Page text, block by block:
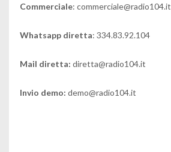
Commerciale: commerciale@radio104.it
Whatsapp diretta: 334.83.92.104
Mail diretta: diretta@radio104.it
Invio demo: demo@radio104.it